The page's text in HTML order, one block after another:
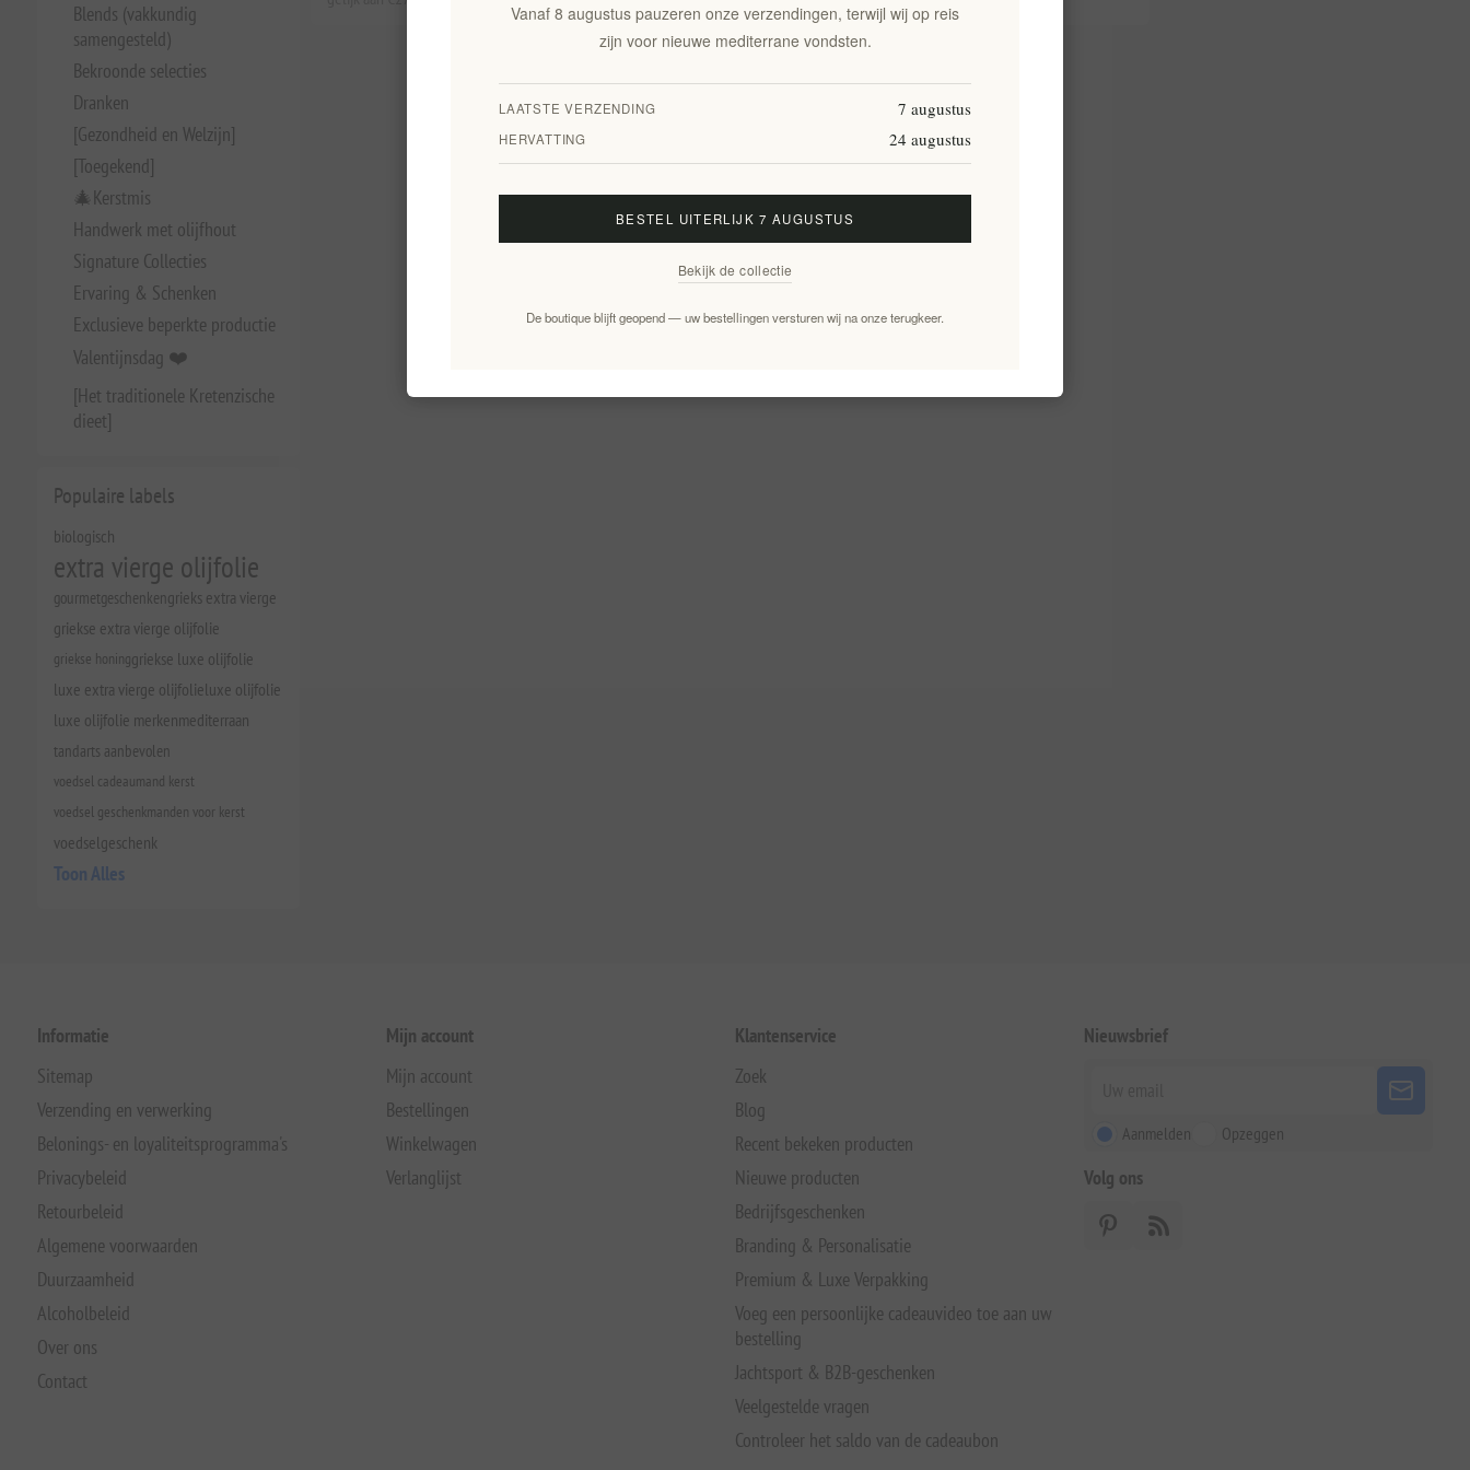
Blends (vakkundig
samengesteld)
Bekroonde selecties
Dranken
[Gezondheid en Welzijn]
[Toegekend]
🎄Kerstmis
Handwerk met olijfhout
Signature Collecties
Ervaring & Schenken
Exclusieve beperkte productie
Valentijnsdag ❤️
[Het traditionele Kretenzische
dieet]
Populaire labels
biologisch
extra vierge olijfolie
gourmetgeschenkengrieks extra vierge
griekse extra vierge olijfolie
griekse honinggriekse luxe olijfolie
luxe extra vierge olijfolieluxe olijfolie
luxe olijfolie merkenmediterraan
tandarts aanbevolen
voedsel cadeaumand kerst
voedsel geschenkmanden voor kerst
voedselgeschenk
Toon Alles
Informatie
Sitemap
Verzending en verwerking
Belonings- en loyaliteitsprogramma's
Privacybeleid
Retourbeleid
Algemene voorwaarden
Duurzaamheid
Alcoholbeleid
Over ons
Contact
Mijn account
Mijn account
Bestellingen
Winkelwagen
Verlanglijst
Klantenservice
Zoek
Blog
Recent bekeken producten
Nieuwe producten
Bedrijfsgeschenken
Branding & Personalisatie
Premium & Luxe Verpakking
Voeg een persoonlijke cadeauvideo toe aan uw
bestelling
Jachtsport & B2B-geschenken
Veelgestelde vragen
Controleer het saldo van de cadeaubon
Nieuwsbrief
Aanmelden Opzeggen
Volg ons
Vanaf 8 augustus pauzeren onze verzendingen, terwijl wij op reis
zijn voor nieuwe mediterrane vondsten.
LAATSTE VERZENDING 7 augustus
HERVATTING 24 augustus
BESTEL UITERLIJK 7 AUGUSTUS
Bekijk de collectie
De boutique blijft geopend — uw bestellingen versturen wij na onze terugkeer.